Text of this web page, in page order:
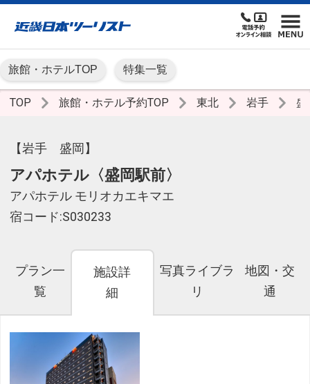
旅館・ホテルTOP 特集一覧
TOP 旅館・ホテル予約TOP 東北 岩手
【岩手 盛岡】
アパホテル〈盛岡駅前〉
アパホテル モリオカエキマエ
宿コード:S030233
プラン一
覧
施設詳
細
写真ライブラ
リ
地図・交
通